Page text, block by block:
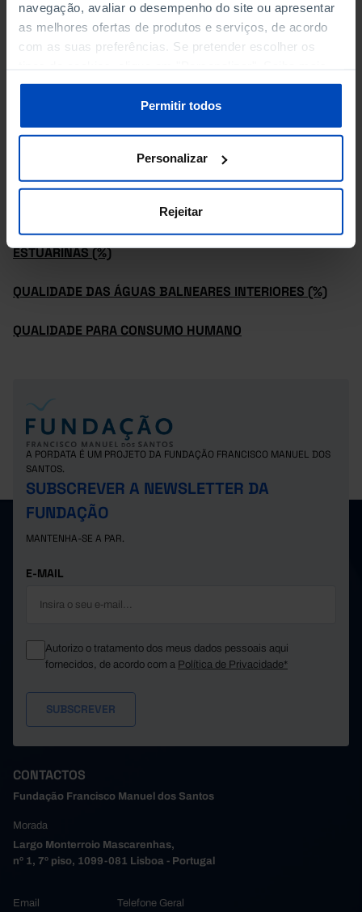
navegação, avaliar o desempenho do site ou apresentar
as melhores ofertas de produtos e serviços, de acordo
com as suas preferências. Se pretender escolher os
sobre cookies através da gestão de preferências ou da
Política de Cookies.
Permitir todos
Personalizar
Rejeitar
ABASTECIMENTO: CAPTADA, TRATADA E DISTRIBUÍDA
ÁGUA, SISTEMAS DE DRENAGEM DE ÁGUAS RESIDUAIS E
CONSUMOPER CAPITA(1991-2009)
QUALIDADE DAS ÁGUAS BALNEARES COSTEIRAS E
ESTUARINAS (%)
QUALIDADE DAS ÁGUAS BALNEARES INTERIORES (%)
QUALIDADE PARA CONSUMO HUMANO
A PORDATA É UM PROJETO DA FUNDAÇÃO FRANCISCO MANUEL DOS
SANTOS.
SUBSCREVER A NEWSLETTER DA
FUNDAÇÃO
MANTENHA-SE A PAR.
E-MAIL
Autorizo o tratamento dos meus dados pessoais aqui
fornecidos, de acordo com a Política de Privacidade*
CONTACTOS
Fundação Francisco Manuel dos Santos
Morada
Largo Monterroio Mascarenhas,
nº 1, 7º piso, 1099-081 Lisboa - Portugal
Email Telefone Geral